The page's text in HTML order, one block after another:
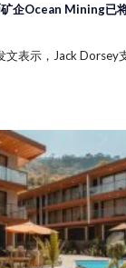
企Ocean Mining已
文表示，Jack Dorsey